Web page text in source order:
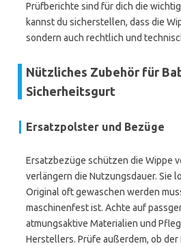
Prüfberichte sind für dich die
kannst du sicherstellen, dass die
sondern auch rechtlich und
Nützliches Zubehör für
Sicherheitsgurt
Ersatzpolster und Bezüge
Ersatzbezüge schützen die Wippe
verlängern die Nutzungsdauer. Sie
Original oft gewaschen werden
maschinenfest ist. Achte auf
atmungsaktive Materialien und
Herstellers. Prüfe außerdem, ob der